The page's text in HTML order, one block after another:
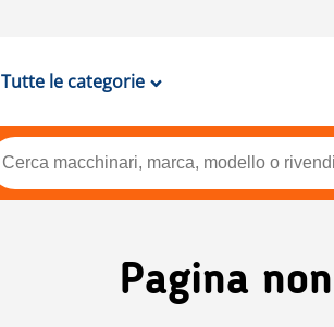
Tutte le categorie
Pagina